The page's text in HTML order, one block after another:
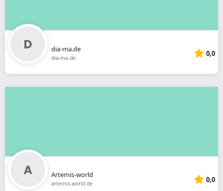
dia-ma.de
dia-ma.de 0,0
Artemis-world
artemis-world.de 0,0